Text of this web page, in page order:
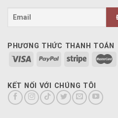
PHƯƠNG THỨC THANH TOÁN
KẾT NỐI VỚI CHÚNG TÔI